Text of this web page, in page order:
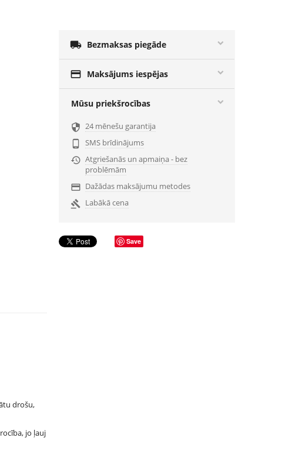
 Bezmaksas piegāde
 Maksājums iespējas
Mūsu priekšrocības
 24 mēnešu garantija

SMS brīdinājums
 Atgriešanās un apmaiņa - bez
problēmām
 Dažādas maksājumu metodes
 Labākā cena
Save
drošu,
jo ļauj